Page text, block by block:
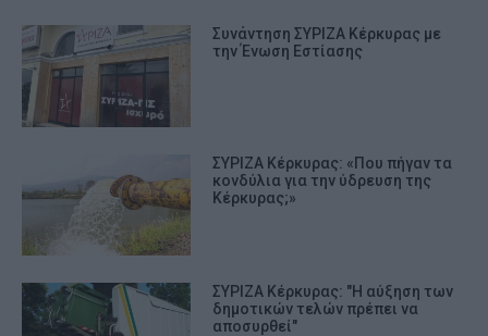
Συνάντηση ΣΥΡΙΖΑ Κέρκυρας με
την Ένωση Εστίασης
ΣΥΡΙΖΑ Κέρκυρας: «Που πήγαν τα
κονδύλια για την ύδρευση της
Κέρκυρας;»
ΣΥΡΙΖΑ Κέρκυρας: "Η αύξηση των
δημοτικών τελών πρέπει να
αποσυρθεί"